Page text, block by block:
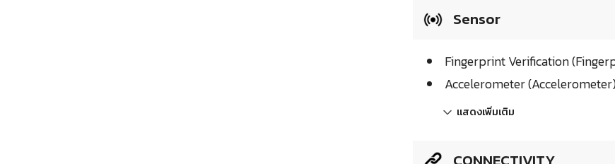
Sensor
Fingerprint Verification
Accelerometer (Accelerometer)
แสดงเพิ่มเติม